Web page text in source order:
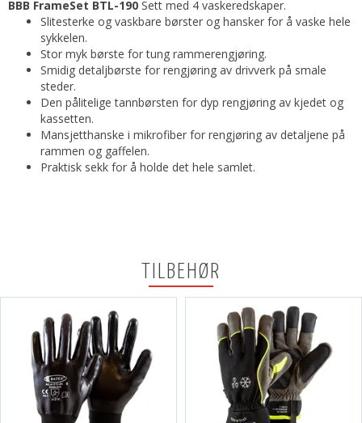
BBB FrameSet BTL-190 Sett med 4 vaskeredskaper.
Slitesterke og vaskbare børster og hansker for å vaske hele
sykkelen.
Stor myk børste for tung rammerengjøring.
Smidig detaljbørste for rengjøring av drivverk på smale
steder.
Den pålitelige tannbørsten for dyp rengjøring av kjedet og
kassetten.
Mansjetthanske i mikrofiber for rengjøring av detaljene på
rammen og gaffelen.
Praktisk sekk for å holde det hele samlet.
TILBEHØR